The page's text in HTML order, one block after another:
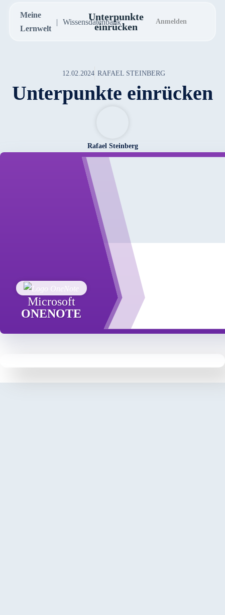
Meine
Lernwelt
Wissensdatenbank
Unterpunkte
einrücken
Anmelden
12.02.2024 RAFAEL STEINBERG
Unterpunkte einrücken
Rafael Steinberg
Microsoft
ONENOTE